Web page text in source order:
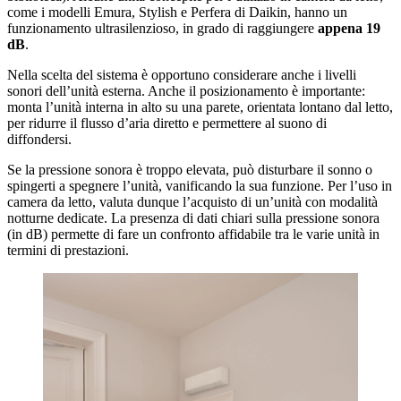
come i modelli Emura, Stylish e Perfera di Daikin, hanno un
funzionamento ultrasilenzioso, in grado di raggiungere appena 19
dB.
Nella scelta del sistema è opportuno considerare anche i livelli
sonori dell’unità esterna. Anche il posizionamento è importante:
monta l’unità interna in alto su una parete, orientata lontano dal letto,
per ridurre il flusso d’aria diretto e permettere al suono di
diffondersi.
Se la pressione sonora è troppo elevata, può disturbare il sonno o
spingerti a spegnere l’unità, vanificando la sua funzione. Per l’uso in
camera da letto, valuta dunque l’acquisto di un’unità con modalità
notturne dedicate. La presenza di dati chiari sulla pressione sonora
(in dB) permette di fare un confronto affidabile tra le varie unità in
termini di prestazioni.